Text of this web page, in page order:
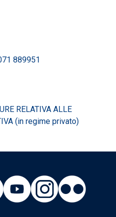
889951
RELATIVA ALLE
(in regime privato)